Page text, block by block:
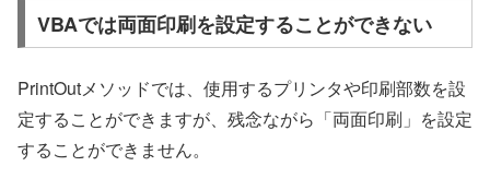
VBAでは両面印刷を設定することができない
PrintOutメソッドでは、使用するプリンタや印刷部数を設
定することができますが、残念ながら「両面印刷」を設定
することができません。